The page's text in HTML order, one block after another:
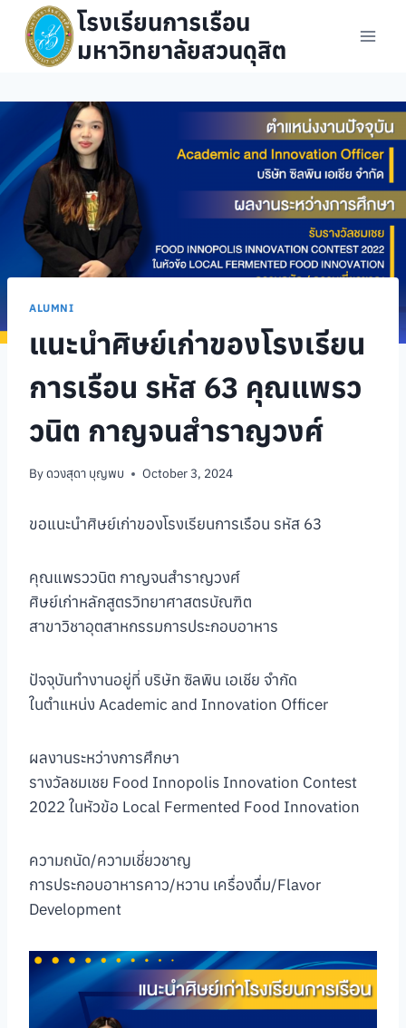
content
โรงเรียนการเรือน
มหาวิทยาลัยสวนดุสิต
ALUMNI
แนะนำศิษย์เก่าของโรงเรียน
การเรือน รหัส 63 คุณแพรว
วนิต กาญจนสำราญวงศ์
Byดวงสุดา บุญพบ October 3, 2024
ขอแนะนำศิษย์เก่าของโรงเรียนการเรือน รหัส 63
คุณแพรววนิต กาญจนสำราญวงศ์
ศิษย์เก่าหลักสูตรวิทยาศาสตรบัณฑิต
สาขาวิชาอุตสาหกรรมการประกอบอาหาร
ปัจจุบันทำงานอยู่ที่ บริษัท ซิลพิน เอเชีย จำกัด
ในตำแหน่ง Academic and Innovation Officer
ผลงานระหว่างการศึกษา
รางวัลชมเชย Food Innopolis Innovation Contest
2022 ในหัวข้อ Local Fermented Food Innovation
ความถนัด/ความเชี่ยวชาญ
การประกอบอาหารคาว/หวาน เครื่องดื่ม/Flavor
Development